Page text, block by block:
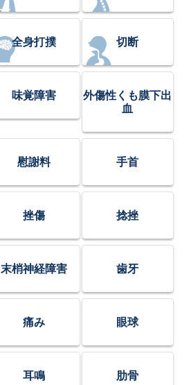
全身打撲 切断
味覚障害
外傷性くも膜下出
血
慰謝料 手首
挫傷 捻挫
末梢神経障害 歯牙
痛み 眼球
耳鳴 肋骨